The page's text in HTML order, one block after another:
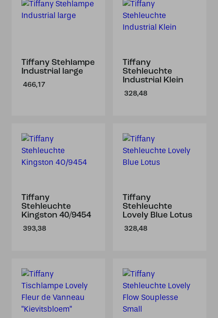
Tiffany Stehlampe
Industrial large
466,17
Tiffany
Stehleuchte
Industrial Klein
328,48
Tiffany
Stehleuchte
Kingston 40/9454
393,38
Tiffany
Stehleuchte
Lovely Blue Lotus
328,48